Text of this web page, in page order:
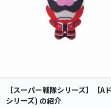
【スーパー戦隊シリーズ】【
シリーズ) の紹介